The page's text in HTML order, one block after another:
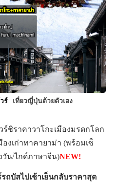
ร์ เที่ยวญี่ปุ่นด้วยตัวเอง
วร์ชิราคาวาโกะเมืองมรดกโลก
งเก่าทาคายาม่า (พร้อมเซ็
วัน/ไกด์ภาษาจีน)NEW!
ถบัสไปเช้าเย็นกลับราคาสุด